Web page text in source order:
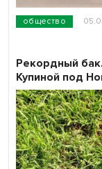
общество
Рекордный
Купиной под